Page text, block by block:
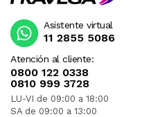
Atención al cliente:
0800 122 0338
0810 999 3728
LU-VI de 09:00 a 18:00
SA de 09:00 a 13:00
Asistente virtual
11 2855 5086